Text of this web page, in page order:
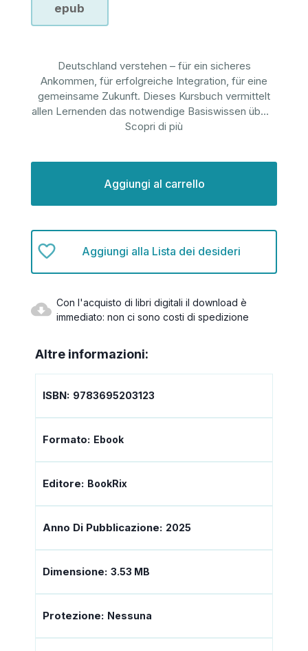
epub
Deutschland verstehen – für ein sicheres
Ankommen, für erfolgreiche Integration, für eine
gemeinsame Zukunft. Dieses Kursbuch vermittelt
allen Lernenden das notwendige Basiswissen üb...
Scopri di più
Aggiungi alla Lista dei desideri
Con l'acquisto di libri digitali il download è
immediato: non ci sono costi di spedizione
Altre informazioni:
ISBN: 9783695203123
Formato: Ebook
Editore: BookRix
Anno Di Pubblicazione: 2025
Dimensione: 3.53 MB
Protezione: Nessuna